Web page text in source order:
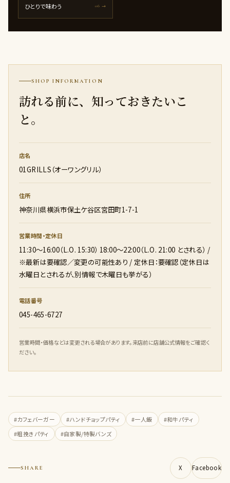
ひとりで味わう 06 →
SHOP INFORMATION
訪れる前に、知っておきたいこ
と。
店名
01GRILLS（オーワングリル）
住所
神奈川県横浜市保土ケ谷区宮田町1-7-1
営業時間・定休日
11:30〜16:00（L.O. 15:30） 18:00〜22:00（L.O. 21:00 とされる） /
※最新は要確認／変更の可能性あり / 定休日：要確認（定休日は
水曜日とされるが、別情報で木曜日も挙がる）
電話番号
045-465-6727
営業時間・価格などは変更される場合があります。来店前に店舗公式情報をご確認く
ださい。
#カフェバーガー #ハンドチョップパティ #一人飯
#和牛パティ
#粗挽きパティ
#自家製/特製バンズ
SHARE X Facebook